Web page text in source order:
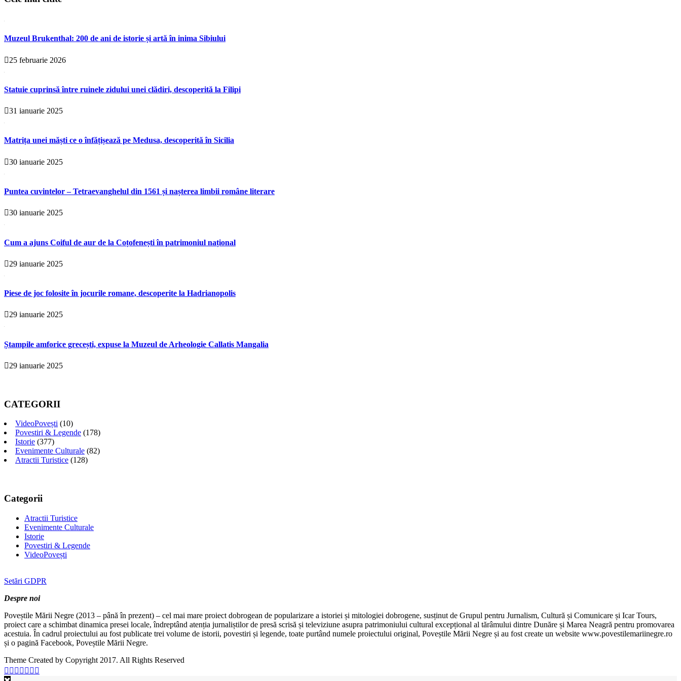
Muzeul Brukenthal: 200 de ani de istorie și artă în inima Sibiului
25 februarie 2026
Statuie cuprinsă între ruinele zidului unei clădiri, descoperită la Filipi
31 ianuarie 2025
Matrița unei măști ce o înfățișează pe Medusa, descoperită în Sicilia
30 ianuarie 2025
Puntea cuvintelor – Tetraevanghelul din 1561 și nașterea limbii române literare
30 ianuarie 2025
Cum a ajuns Coiful de aur de la Coțofenești în patrimoniul național
29 ianuarie 2025
Piese de joc folosite în jocurile romane, descoperite la Hadrianopolis
29 ianuarie 2025
Ștampile amforice grecești, expuse la Muzeul de Arheologie Callatis Mangalia
29 ianuarie 2025
CATEGORII
VideoPovești (10)
Povestiri & Legende (178)
Istorie (377)
Evenimente Culturale (82)
Atractii Turistice (128)
Categorii
Atractii Turistice
Evenimente Culturale
Istorie
Povestiri & Legende
VideoPovești
Setări GDPR
Despre noi
Poveștile Mării Negre (2013 – până în prezent) – cel mai mare proiect dobrogean de popularizare a istoriei și mitologiei dobrogene, susținut de Grupul pentru Jurnalism, Cultură și Comunicare și Icar Tours,
proiect care a schimbat dinamica presei locale, îndreptând atenția jurnaliștilor de presă scrisă și televiziune asupra patrimoniului cultural excepțional al tărâmului dintre Dunăre și Marea Neagră pentru promovarea
acestuia. În cadrul proiectului au fost publicate trei volume de istorii, povestiri și legende, toate purtând numele proiectului original, Poveștile Mării Negre și au fost create un website www.povestilemariinegre.ro
și o pagină Facebook, Poveștile Mării Negre.
Theme Created by Copyright 2017. All Rights Reserved